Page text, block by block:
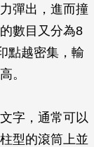
彈出，進而撞
數目又分為8
點越密集，輸
。
字，通常可以
型的滾筒上並